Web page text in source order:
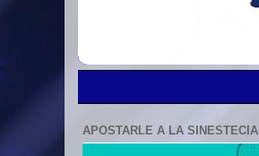
APOSTARLE A LA SINESTECIA